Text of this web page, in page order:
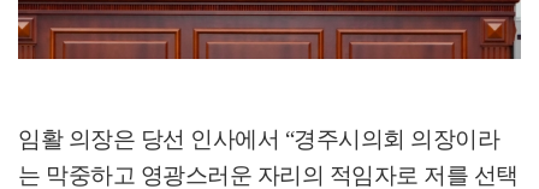
임활 의장은 당선 인사에서 “경주시의회 의장이라
는 막중하고 영광스러운 자리의 적임자로 저를 선택